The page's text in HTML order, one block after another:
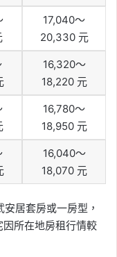
17,040～
20,330 元
16,320～
18,220 元
16,780～
18,950 元
16,040～
18,070 元
居套房或一房型，
所在地房租行情較